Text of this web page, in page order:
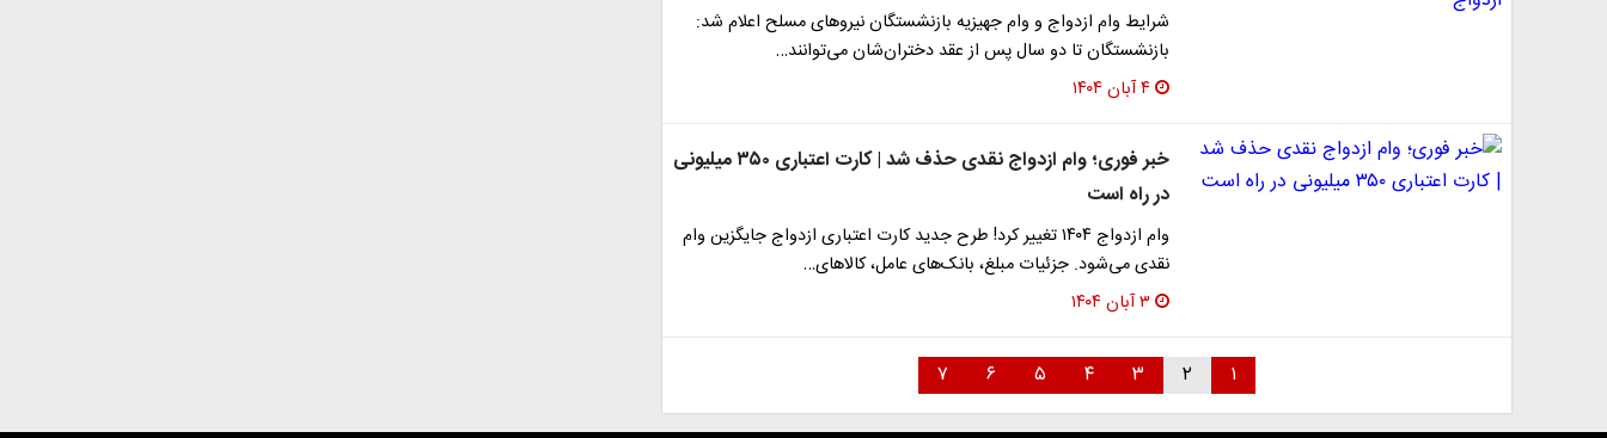
شرایط وام ازدواج و وام جهیزیه بازنشستگان نیروهای مسلح اعلام شد:
بازنشستگان تا دو سال پس از عقد دختران‌شان می‌توانند…
۴ آبان ۱۴۰۴
خبر فوری؛ وام ازدواج نقدی حذف شد | کارت اعتباری ۳۵۰ میلیونی
در راه است
وام ازدواج ۱۴۰۴ تغییر کرد! طرح جدید کارت اعتباری ازدواج جایگزین وام
نقدی می‌شود. جزئیات مبلغ، بانک‌های عامل، کالاهای…
۳ آبان ۱۴۰۴
۱ ۲ ۳ ۴ ۵ ۶ ۷